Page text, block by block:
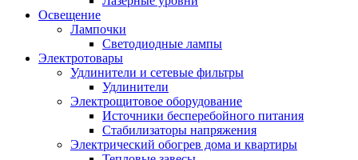
Освещение
Лампочки
Светодиодные лампы
Электротовары
Удлинители и сетевые фильтры
Удлинители
Электрощитовое оборудование
Источники бесперебойного питания
Стабилизаторы напряжения
Электрический обогрев дома и квартиры